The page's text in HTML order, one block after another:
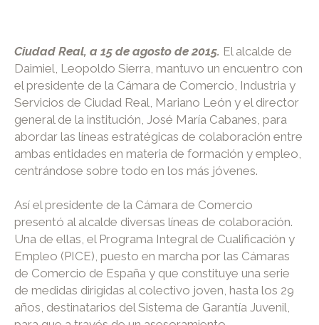
Ciudad Real, a 15 de agosto de 2015. El alcalde de
Daimiel, Leopoldo Sierra, mantuvo un encuentro con
el presidente de la Cámara de Comercio, Industria y
Servicios de Ciudad Real, Mariano León y el director
general de la institución, José María Cabanes, para
abordar las líneas estratégicas de colaboración entre
ambas entidades en materia de formación y empleo,
centrándose sobre todo en los más jóvenes.
Así el presidente de la Cámara de Comercio
presentó al alcalde diversas líneas de colaboración.
Una de ellas, el Programa Integral de Cualificación y
Empleo (PICE), puesto en marcha por las Cámaras
de Comercio de España y que constituye una serie
de medidas dirigidas al colectivo joven, hasta los 29
años, destinatarios del Sistema de Garantía Juvenil,